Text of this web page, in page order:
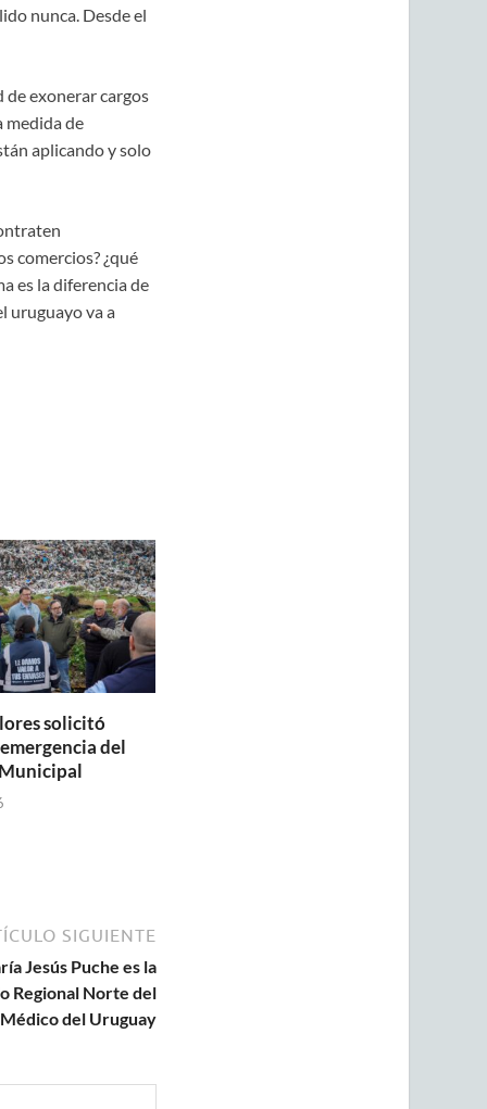
nunca. Desde el
de exonerar cargos
medida de
aplicando y solo
comercios? ¿qué
es la diferencia de
uruguayo va a
solicitó
del
SIGUIENTE
Jesús Puche es la
Regional Norte del
del Uruguay